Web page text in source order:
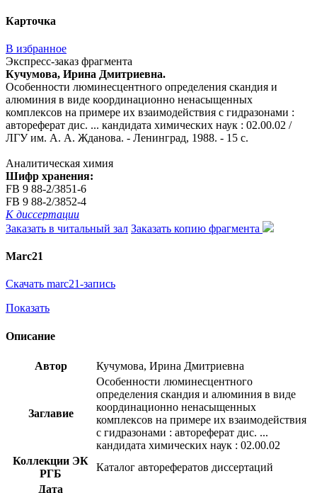
Карточка
В избранное
Экспресс-заказ фрагмента
Кучумова, Ирина Дмитриевна.
Особенности люминесцентного определения скандия и
алюминия в виде координационно ненасыщенных
комплексов на примере их взаимодействия с гидразонами :
автореферат дис. ... кандидата химических наук : 02.00.02 /
ЛГУ им. А. А. Жданова. - Ленинград, 1988. - 15 с.
Аналитическая химия
Шифр хранения:
FB 9 88-2/3851-6
FB 9 88-2/3852-4
К диссертации
Заказать в читальный зал Заказать копию фрагмента
Marc21
Скачать marc21-запись
Показать
Описание
Автор Кучумова, Ирина Дмитриевна
Заглавие
Особенности люминесцентного
определения скандия и алюминия в виде
координационно ненасыщенных
комплексов на примере их взаимодействия
с гидразонами : автореферат дис. ...
кандидата химических наук : 02.00.02
Коллекции ЭК
РГБ
Каталог авторефератов диссертаций
Дата